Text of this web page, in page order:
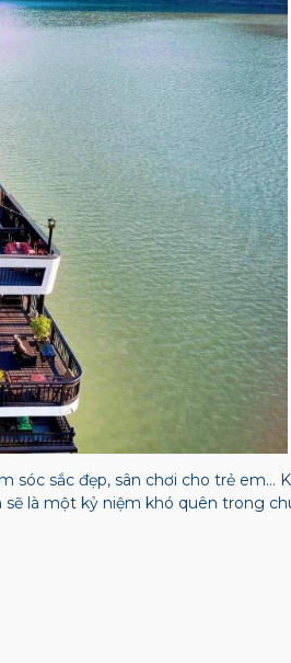
sóc sắc đẹp, sân chơi cho trẻ em…
sẽ là một kỷ niệm khó quên trong